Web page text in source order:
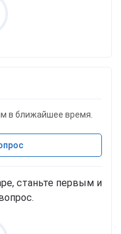
в ближайшее время.
станьте первым и